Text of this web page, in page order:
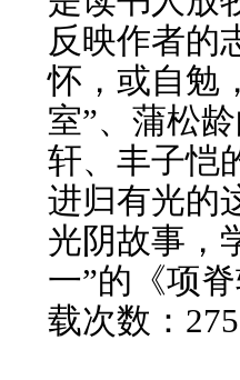
反映作者的
怀，或自勉
室”、蒲松
轩、丰子恺
进归有光的
光阴故事，
一”的《项
载次数：275